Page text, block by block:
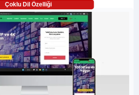
Çoklu Dil Özelliği